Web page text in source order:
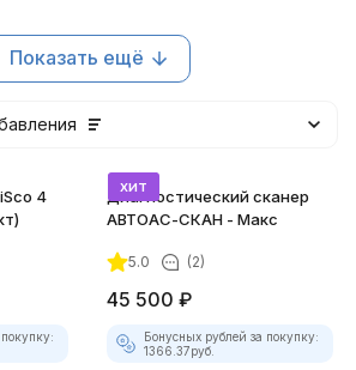
Показать ещё
4
хит
Диагностический сканер
АВТОАС-СКАН - Макс
5.0 (2)
45 500 ₽
Бонусных рублей за покупку:
1366.37руб.